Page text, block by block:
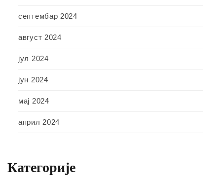
септембар 2024
август 2024
јул 2024
јун 2024
мај 2024
април 2024
Категорије